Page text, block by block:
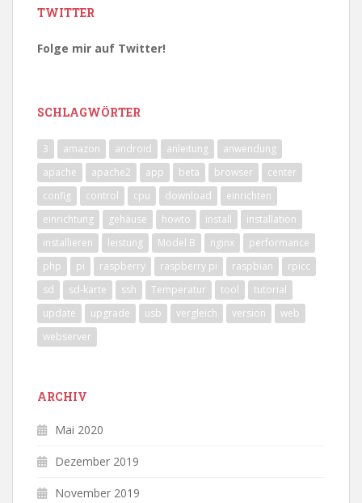
TWITTER
Folge mir auf Twitter!
SCHLAGWÖRTER
3 amazon android anleitung
anwendung
apache
apache2 app beta browser
center
config
control cpu download
einrichten
einrichtung
gehäuse howto install
installation
installieren
leistung Model B nginx
performance
php
pi raspberry raspberry pi raspbian
rpicc
sd
sd-karte ssh Temperatur tool
tutorial
update
upgrade usb vergleich version
web
webserver
ARCHIV
Mai 2020
Dezember 2019
November 2019